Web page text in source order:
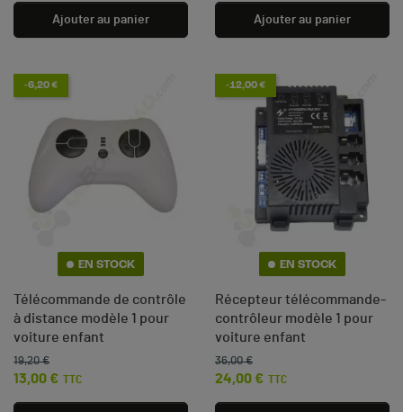
Ajouter au panier Ajouter au panier
-6,20 €
EN STOCK
Télécommande de contrôle
à distance modèle 1 pour
voiture enfant
Prix de base
19,20 €
Prix
13,00 € TTC
-12,00 €
EN STOCK
Récepteur télécommande-
contrôleur modèle 1 pour
voiture enfant
Prix de base
36,00 €
Prix
24,00 € TTC